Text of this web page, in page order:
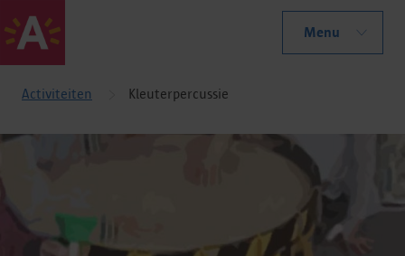
Menu
Activiteiten Kleuterpercussie